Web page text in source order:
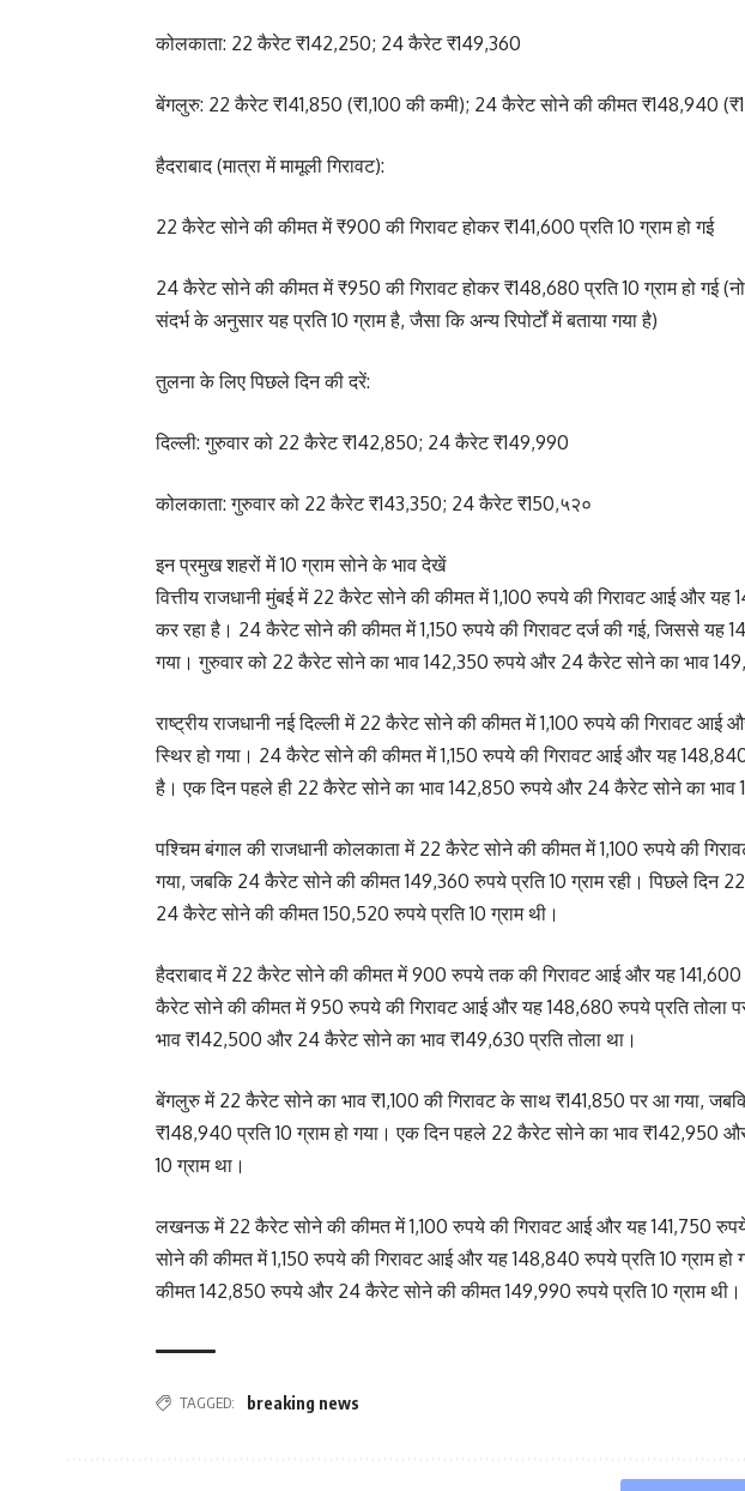
कोलकाता: 22 कैरेट ₹142,250; 24 कैरेट ₹149,360
बेंगलुरु: 22 कैरेट ₹141,850 (₹1,100 की कमी); 24 कैरेट सोने की कीमत ₹148,940
हैदराबाद (मात्रा में मामूली गिरावट):
22 कैरेट सोने की कीमत में ₹900 की गिरावट होकर ₹141,600 प्रति 10 ग्राम हो गई
24 कैरेट सोने की कीमत में ₹950 की गिरावट होकर ₹148,680 प्रति 10 ग्राम हो गई
संदर्भ के अनुसार यह प्रति 10 ग्राम है, जैसा कि अन्य रिपोर्टों में बताया गया है)
तुलना के लिए पिछले दिन की दरें:
दिल्ली: गुरुवार को 22 कैरेट ₹142,850; 24 कैरेट ₹149,990
कोलकाता: गुरुवार को 22 कैरेट ₹143,350; 24 कैरेट ₹150,५२०
इन प्रमुख शहरों में 10 ग्राम सोने के भाव देखें
वित्तीय राजधानी मुंबई में 22 कैरेट सोने की कीमत में 1,100 रुपये की गिरावट आई और यह
कर रहा है। 24 कैरेट सोने की कीमत में 1,150 रुपये की गिरावट दर्ज की गई, जिससे यह
गया। गुरुवार को 22 कैरेट सोने का भाव 142,350 रुपये और 24 कैरेट सोने का भाव
राष्ट्रीय राजधानी नई दिल्ली में 22 कैरेट सोने की कीमत में 1,100 रुपये की गिरावट आई
स्थिर हो गया। 24 कैरेट सोने की कीमत में 1,150 रुपये की गिरावट आई और यह 148,840
है। एक दिन पहले ही 22 कैरेट सोने का भाव 142,850 रुपये और 24 कैरेट सोने का भाव
पश्चिम बंगाल की राजधानी कोलकाता में 22 कैरेट सोने की कीमत में 1,100 रुपये की
गया, जबकि 24 कैरेट सोने की कीमत 149,360 रुपये प्रति 10 ग्राम रही। पिछले दिन
24 कैरेट सोने की कीमत 150,520 रुपये प्रति 10 ग्राम थी।
हैदराबाद में 22 कैरेट सोने की कीमत में 900 रुपये तक की गिरावट आई और यह 141,600
कैरेट सोने की कीमत में 950 रुपये की गिरावट आई और यह 148,680 रुपये प्रति तोला
भाव ₹142,500 और 24 कैरेट सोने का भाव ₹149,630 प्रति तोला था।
बेंगलुरु में 22 कैरेट सोने का भाव ₹1,100 की गिरावट के साथ ₹141,850 पर आ गया,
₹148,940 प्रति 10 ग्राम हो गया। एक दिन पहले 22 कैरेट सोने का भाव ₹142,950
10 ग्राम था।
लखनऊ में 22 कैरेट सोने की कीमत में 1,100 रुपये की गिरावट आई और यह 141,750
सोने की कीमत में 1,150 रुपये की गिरावट आई और यह 148,840 रुपये प्रति 10 ग्राम
कीमत 142,850 रुपये और 24 कैरेट सोने की कीमत 149,990 रुपये प्रति 10 ग्राम थी।
TAGGED: breaking news